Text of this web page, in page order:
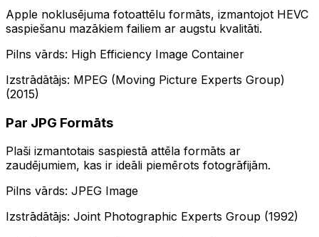
Apple noklusējuma fotoattēlu formāts, izmantojot HEVC
saspiešanu mazākiem failiem ar augstu kvalitāti.
Pilns vārds: High Efficiency Image Container
Izstrādātājs: MPEG (Moving Picture Experts Group)
(2015)
Par JPG Formāts
Plaši izmantotais saspiestā attēla formāts ar
zaudējumiem, kas ir ideāli piemērots fotogrāfijām.
Pilns vārds: JPEG Image
Izstrādātājs: Joint Photographic Experts Group (1992)